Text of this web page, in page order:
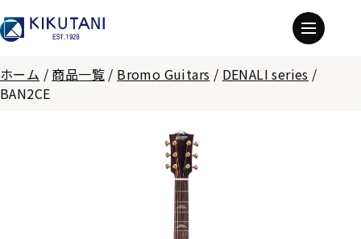
ホーム / 商品一覧 / Bromo Guitars / DENALI series /
BAN2CE